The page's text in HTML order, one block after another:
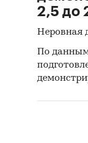
2,5 до
Неровная
По